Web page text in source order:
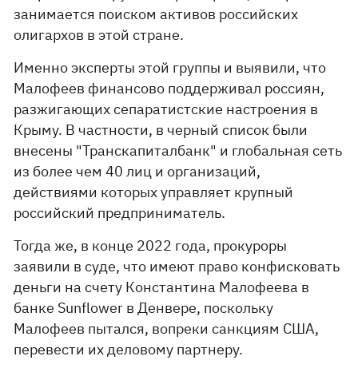
занимается поиском активов российских
олигархов в этой стране.
Именно эксперты этой группы и выявили, что
Малофеев финансово поддерживал россиян,
разжигающих сепаратистские настроения в
Крыму. В частности, в черный список были
внесены "Транскапиталбанк" и глобальная сеть
из более чем 40 лиц и организаций,
действиями которых управляет крупный
российский предприниматель.
Тогда же, в конце 2022 года, прокуроры
заявили в суде, что имеют право конфисковать
деньги на счету Константина Малофеева в
банке Sunflower в Денвере, поскольку
Малофеев пытался, вопреки санкциям США,
перевести их деловому партнеру.